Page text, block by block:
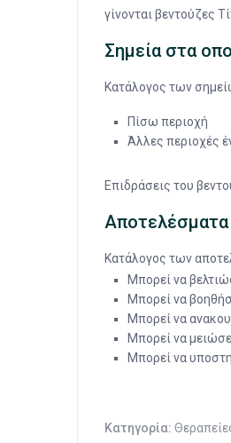
γίνονται βεντούζες
Σημεία στα
Κατάλογος των
Πίσω περιοχή
Άλλες περιοχές
Επιδράσεις του
Αποτελέσματα
Κατάλογος των
Μπορεί να
Μπορεί να
Μπορεί να
Μπορεί να
Μπορεί να
Κατηγορία: